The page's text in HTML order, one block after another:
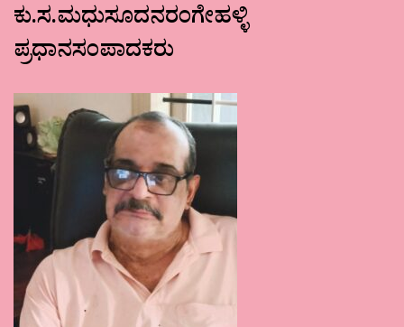
ಕು.ಸ.ಮಧುಸೂದನರಂಗೇಹಳ್ಳಿ
ಪ್ರಧಾನಸಂಪಾದಕರು